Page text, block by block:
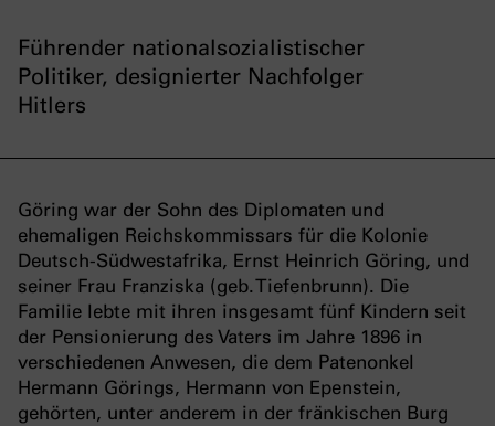
Führender nationalsozialistischer
Politiker, designierter Nachfolger
Hitlers
Göring war der Sohn des Diplomaten und
ehemaligen Reichskommissars für die Kolonie
Deutsch-Südwestafrika, Ernst Heinrich Göring, und
seiner Frau Franziska (geb. Tiefenbrunn). Die
Familie lebte mit ihren insgesamt fünf Kindern seit
der Pensionierung des Vaters im Jahre 1896 in
verschiedenen Anwesen, die dem Patenonkel
Hermann Görings, Hermann von Epenstein,
gehörten, unter anderem in der fränkischen Burg